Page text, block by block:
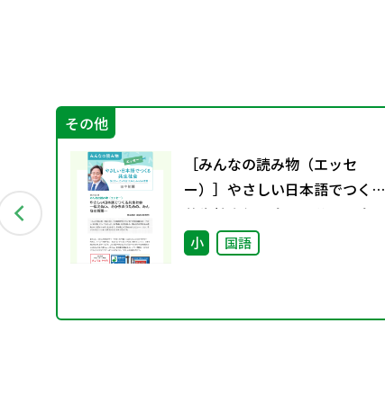
その他
［みんなの読み物（エッセ
ー）］やさしい日本語でつくる
共生社会――伝え合い、分かち合う
ための、みんなの言葉――
小 国語